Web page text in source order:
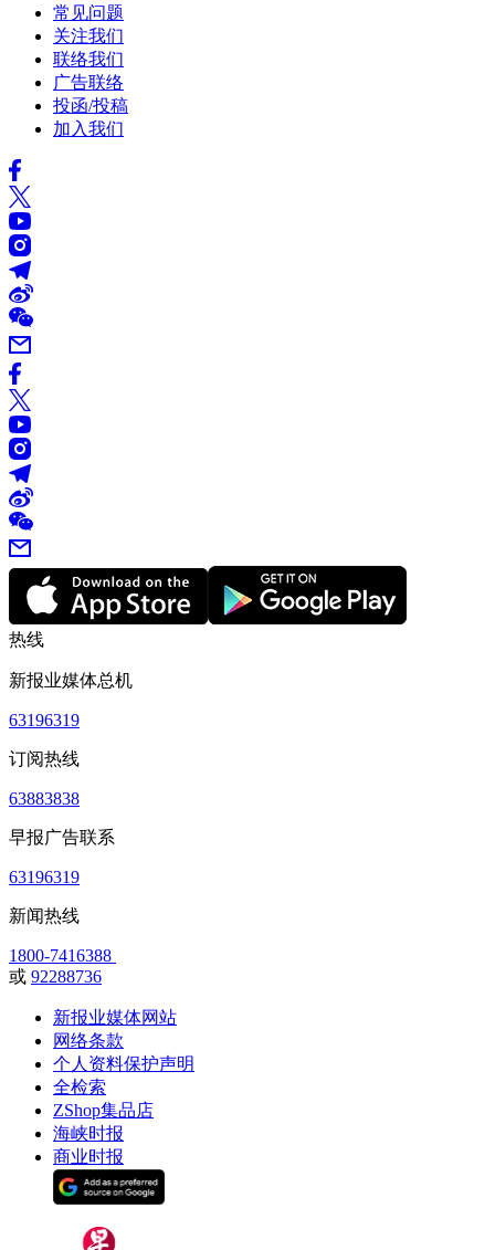
常见问题
关注我们
联络我们
广告联络
投函/投稿
加入我们
热线
新报业媒体总机
63196319
订阅热线
63883838
早报广告联系
63196319
新闻热线
1800-7416388
或 92288736
新报业媒体网站
网络条款
个人资料保护声明
全检索
ZShop集品店
海峡时报
商业时报